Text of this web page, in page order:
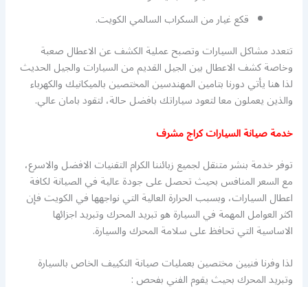
قكع غيار من السكراب السالمي الكويت.
تتعدد مشاكل السيارات وتصبح عملية الكشف عن الاعطال صعبة
وخاصة كشف الاعطال بين الجيل القديم من السيارات والجيل الحديث
لذا هنا يأتي دورنا بتامين المهندسين المختصين بالميكانيك والكهرباء
والذين يعملون معا لتعود سياراتك بافضل حالة، لتقود بامان عالي.
خدمة صيانة السيارات كراج مشرف
توفر خدمة بنشر متنقل لجميع زبائننا الكرام التقنيات الافضل والاسرع،
مع السعر المنافس بحيث تحصل على جودة عالية في الصيانة لكافة
اعطال السيارات، وبسبب الحرارة العالية التي نواجهها في الكويت فإن
اكثر العوامل المهمة في السيارة هو تبريد المحرك وتبريد اجزائها
الاساسية التي تحافظ على سلامة المحرك والسيارة.
لذا وفرنا فنيين مختصين بعمليات صيانة التكييف الخاص بالسيارة
وتبريد المحرك بحيث يقوم الفني بفحص :